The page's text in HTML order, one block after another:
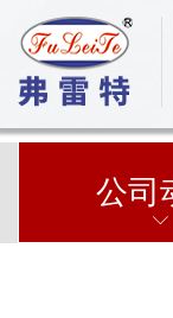
公司